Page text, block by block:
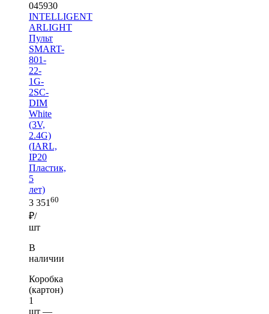
045930
INTELLIGENT
ARLIGHT
Пульт
SMART-
801-
22-
1G-
2SC-
DIM
White
(3V,
2.4G)
(IARL,
IP20
Пластик,
5
лет)
3 35160
₽/
шт
В
наличии
Коробка
(картон)
1
шт —